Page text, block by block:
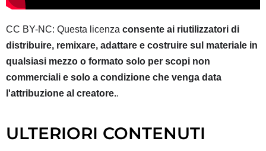
CC BY-NC: Questa licenza consente ai riutilizzatori di
distribuire, remixare, adattare e costruire sul materiale in
qualsiasi mezzo o formato solo per scopi non
commerciali e solo a condizione che venga data
l'attribuzione al creatore..
ULTERIORI CONTENUTI